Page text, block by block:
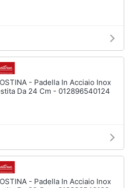
- Padella In Acciaio Inox
Da 24 Cm - 012896540124
- Padella In Acciaio Inox